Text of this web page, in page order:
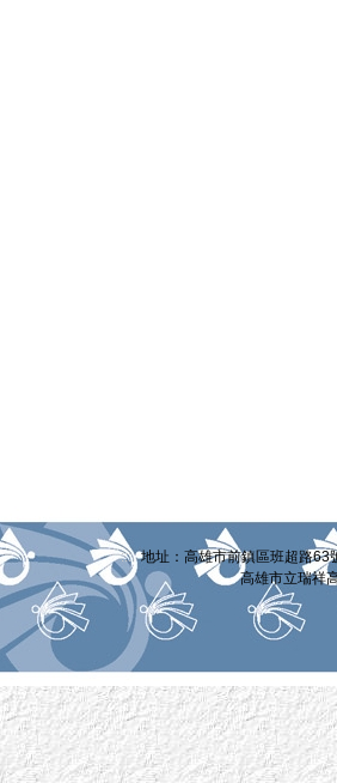
::: 地址：高雄市前鎮區班超路
高雄市立瑞祥